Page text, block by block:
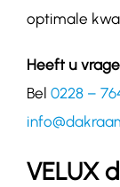
optimale
Heeft u
Bel 0228 –
VELUX